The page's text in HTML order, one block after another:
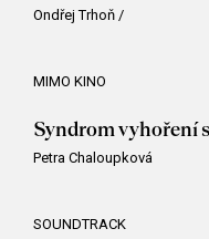
Ondřej Trhoň /
MIMO KINO
Syndrom vyhoření
Petra Chaloupková
SOUNDTRACK